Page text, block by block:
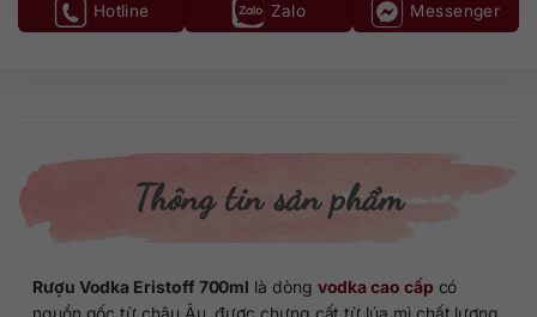
Hotline Zalo Messenger
Thông tin sản phẩm
Rượu Vodka Eristoff 700ml là dòng vodka cao cấp có
nguồn gốc từ châu Âu, được chưng cất từ lúa mì chất lượng